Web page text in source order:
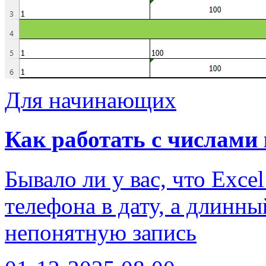
Для начинающих
Как работать с числами
Бывало ли у вас, что
телефона в дату, а
непонятную запись